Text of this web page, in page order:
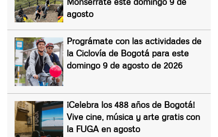
agosto
Prográmate con las actividades de
la Ciclovía de Bogotá para este
domingo 9 de agosto de 2026
¡Celebra los 488 años de Bogotá!
Vive cine, música y arte gratis con
la FUGA en agosto